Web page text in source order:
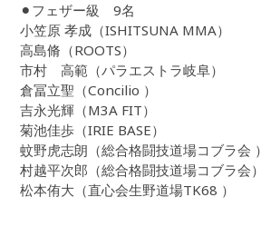
⚫︎フェザー級 9名
小笠原 孝成（ISHITSUNA MMA）
高島脩（ROOTS）
市村 高範（パラエストラ岐阜）
倉冨立聖（Concilio ）
吉永光輝（M3A FIT）
菊池佳歩（IRIE BASE）
蚊野虎志朗（総合格闘技道場コブラ会 ）
村越平次郎（総合格闘技道場コブラ会）
松本侑大（直心会生野道場TK68 ）